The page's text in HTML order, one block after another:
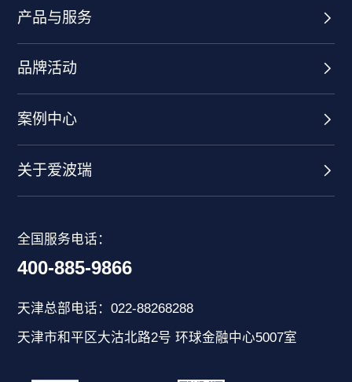
产品与服务
品牌活动
案例中心
关于爱波瑞
全国服务电话：
400-885-9866
天津总部电话：022-88268288
天津市和平区大沽北路2号 环球金融中心5007室